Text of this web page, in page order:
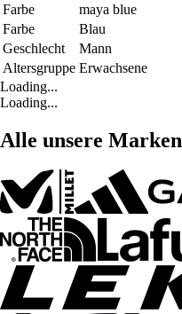
Farbe
maya blue
Farbe
Blau
Geschlecht
Mann
Altersgruppe Erwachsene
Loading...
Loading...
Alle unsere Marken